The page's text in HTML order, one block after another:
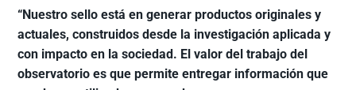
“Nuestro sello está en generar productos originales y
actuales, construidos desde la investigación aplicada y
con impacto en la sociedad. El valor del trabajo del
observatorio es que permite entregar información que